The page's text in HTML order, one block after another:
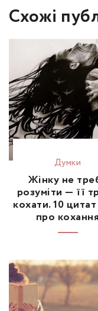
Схожі
Думки
Жінку не
розуміти — її
кохати. 10
про кохання